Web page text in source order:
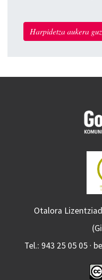
Harpidetza aukera
Otalora
Tel.: 943 25 05 05 ·